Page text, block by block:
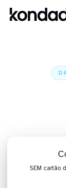
SEM cartão